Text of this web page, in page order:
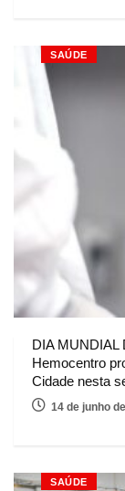
SAÚDE
DIA MUNDIAL
Hemocentro
Cidade nesta
14 de junho
SAÚDE